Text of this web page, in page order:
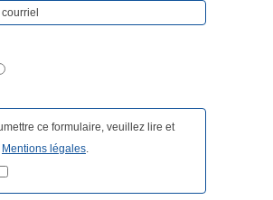
ce formulaire, veuillez lire et
Mentions légales.